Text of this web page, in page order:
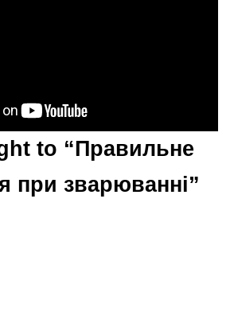
to “Правильне
при зварюванні”